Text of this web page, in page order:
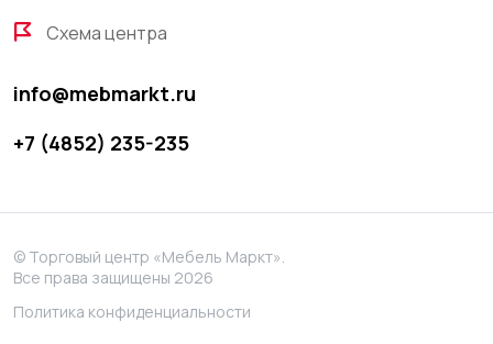
Схема центра
info@mebmarkt.ru
+7 (4852) 235-235
© Торговый центр «Мебель Маркт».
Все права защищены 2026
Политика конфиденциальности